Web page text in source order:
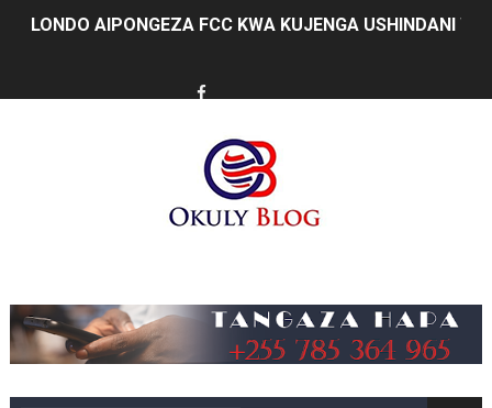
LONDO AIPONGEZA FCC KWA KUJENGA USHINDANI
WACHIMBAJI WADOGO NAMUNGO WAOMBA
DARAJA LA BILIONI 1.2 KUONDOA KERO YA USAFIRI
FURSA ZA BIASHARA ZA MABILIONI KATIKA MIGODI
EWURA KANDA YA KATI YATOA WITO KUHUSU LESENI